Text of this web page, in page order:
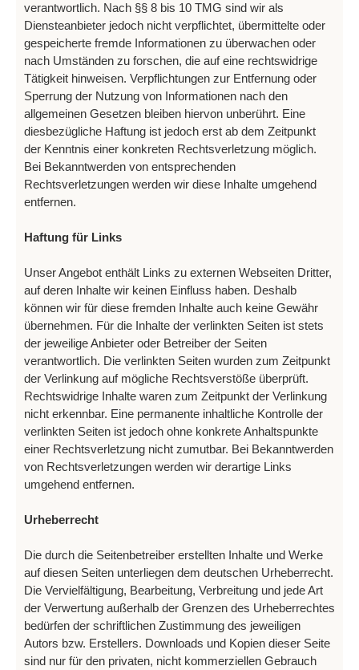
verantwortlich. Nach §§ 8 bis 10 TMG sind wir als
Diensteanbieter jedoch nicht verpflichtet, übermittelte oder
gespeicherte fremde Informationen zu überwachen oder
nach Umständen zu forschen, die auf eine rechtswidrige
Tätigkeit hinweisen. Verpflichtungen zur Entfernung oder
Sperrung der Nutzung von Informationen nach den
allgemeinen Gesetzen bleiben hiervon unberührt. Eine
diesbezügliche Haftung ist jedoch erst ab dem Zeitpunkt
der Kenntnis einer konkreten Rechtsverletzung möglich.
Bei Bekanntwerden von entsprechenden
Rechtsverletzungen werden wir diese Inhalte umgehend
entfernen.
Haftung für Links
Unser Angebot enthält Links zu externen Webseiten Dritter,
auf deren Inhalte wir keinen Einfluss haben. Deshalb
können wir für diese fremden Inhalte auch keine Gewähr
übernehmen. Für die Inhalte der verlinkten Seiten ist stets
der jeweilige Anbieter oder Betreiber der Seiten
verantwortlich. Die verlinkten Seiten wurden zum Zeitpunkt
der Verlinkung auf mögliche Rechtsverstöße überprüft.
Rechtswidrige Inhalte waren zum Zeitpunkt der Verlinkung
nicht erkennbar. Eine permanente inhaltliche Kontrolle der
verlinkten Seiten ist jedoch ohne konkrete Anhaltspunkte
einer Rechtsverletzung nicht zumutbar. Bei Bekanntwerden
von Rechtsverletzungen werden wir derartige Links
umgehend entfernen.
Urheberrecht
Die durch die Seitenbetreiber erstellten Inhalte und Werke
auf diesen Seiten unterliegen dem deutschen Urheberrecht.
Die Vervielfältigung, Bearbeitung, Verbreitung und jede Art
der Verwertung außerhalb der Grenzen des Urheberrechtes
bedürfen der schriftlichen Zustimmung des jeweiligen
Autors bzw. Erstellers. Downloads und Kopien dieser Seite
sind nur für den privaten, nicht kommerziellen Gebrauch